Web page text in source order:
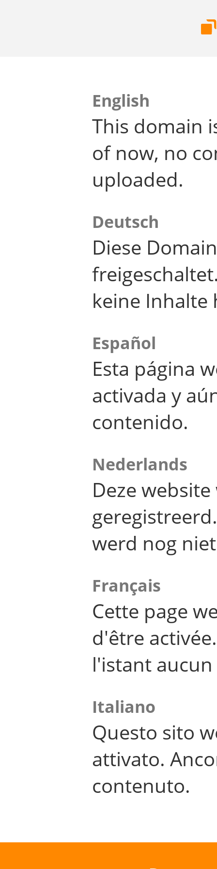
English
This domain
of now, no
uploaded.
Deutsch
Diese
keine Inhalte
Español
Esta página
activada y
contenido.
Nederlands
Deze
werd nog
Français
Cette page
d'être
l'istant
Italiano
Questo sito
attivato.
contenuto.